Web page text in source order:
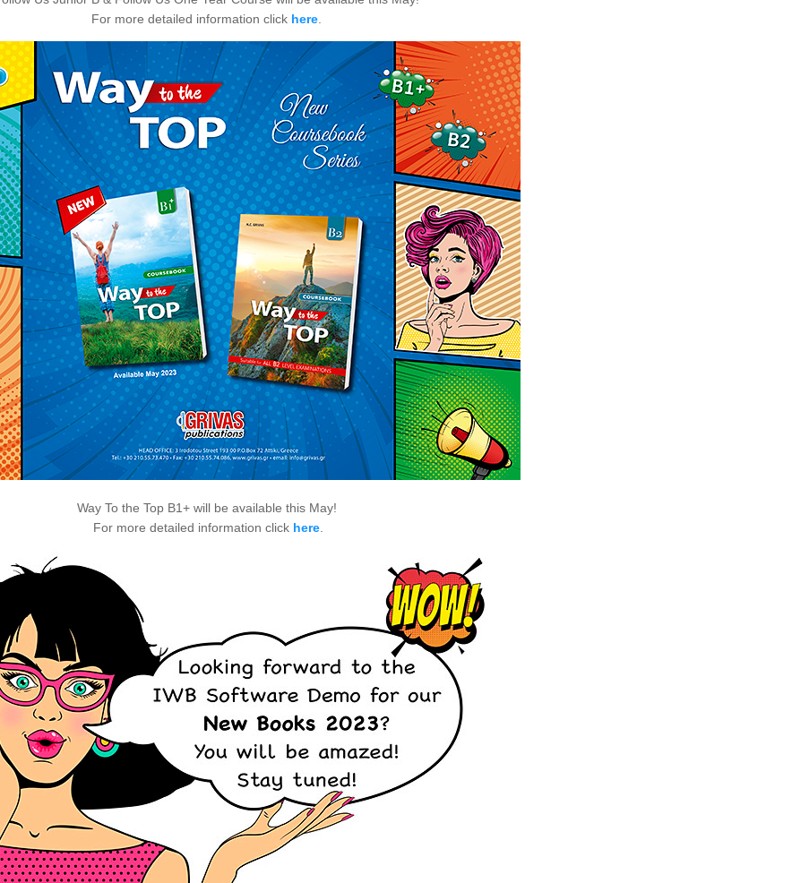
For more detailed information click here.
Way To the Top B1+ will be available this May!
For more detailed information click here.